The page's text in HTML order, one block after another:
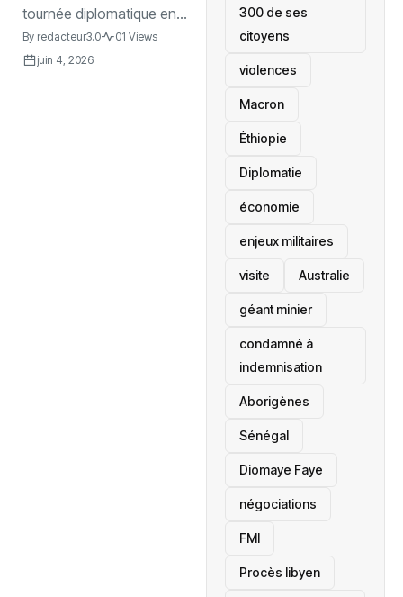
tournée diplomatique en...
By redacteur3.0
01 Views
juin 4, 2026
300 de ses
citoyens
violences
Macron
Éthiopie
Diplomatie
économie
enjeux militaires
visite ‎Australie
géant minier
condamné à
indemnisation
Aborigènes
Sénégal
Diomaye Faye
négociations
FMI
Procès libyen